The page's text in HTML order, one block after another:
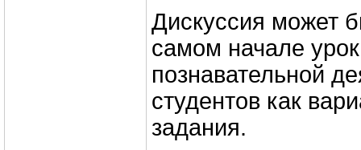
Дискуссия может
самом начале
познавательной
студентов как
задания.